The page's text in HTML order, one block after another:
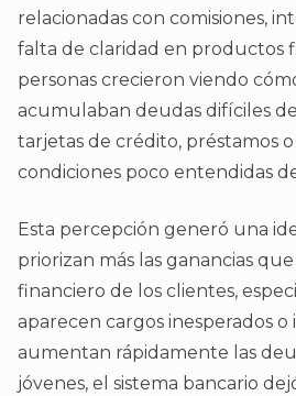
relacionadas con comisiones,
falta de claridad en productos
personas crecieron viendo
acumulaban deudas difíciles
tarjetas de crédito, préstamos
condiciones poco entendidas
Esta percepción generó una
priorizan más las ganancias
financiero de los clientes,
aparecen cargos inesperados o
aumentan rápidamente las
jóvenes, el sistema bancario